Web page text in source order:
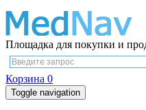
Площадка для покупки и
Корзина 0
Toggle navigation